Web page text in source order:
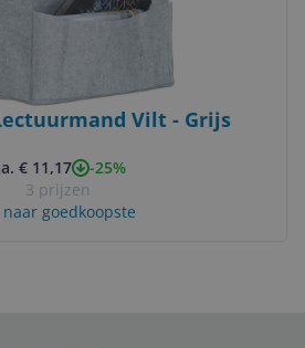
Vilt - Grijs
€ 11,17
-25%
3 prijzen
naar goedkoopste